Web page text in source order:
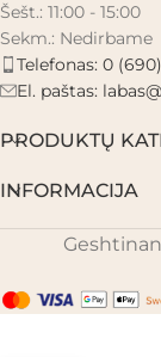
Šešt.: 11:00 - 15:00
Sekm.: Nedirbame
Telefonas: 0
El. paštas:
PRODUKTŲ
INFORMACIJA